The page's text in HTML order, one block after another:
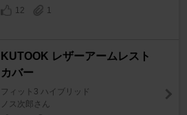
12
1
KUTOOK レザーアームレスト
カバー
フィット3 ハイブリッド
ノス次郎さん